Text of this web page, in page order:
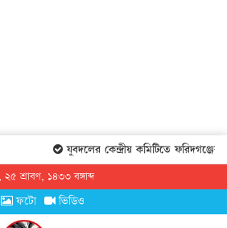
যুবদলের কেন্দ্রীয় কমিটিতে ফরিদগঞ্জের
শ্রাবণ, ১৪৩৩ বঙ্গাব্দ
ফটো ভিডিও